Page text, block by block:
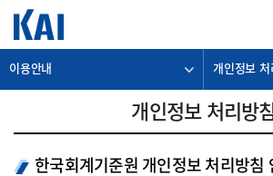
이용안내 개인정보 처
개인정보 처리방
한국회계기준원 개인정보 처리방침